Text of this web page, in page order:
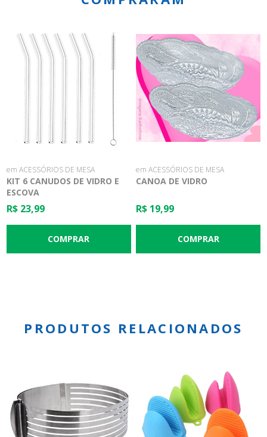
em ACESSÓRIOS DE MESA
KIT 6 CANUDOS DE VIDRO E
ESCOVA
R$ 23,99
em ACESSÓRIOS DE MESA
CANOA DE VIDRO
R$ 19,99
PRODUTOS RELACIONADOS